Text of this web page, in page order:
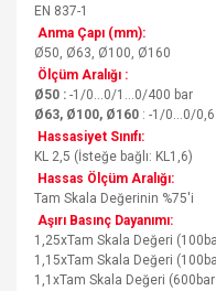
EN 837-1
Anma Çapı (mm):
Ø50, Ø63, Ø100, Ø160
Ölçüm Aralığı :
Ø50 : -1/0...0/1...0/400 bar
Ø63, Ø100, Ø160 : -1/0...0/
Hassasiyet Sınıfı:
KL 2,5 (İsteğe bağlı: KL1,6)
Hassas Ölçüm Aralığı:
Tam Skala Değerinin %75'i
Aşırı Basınç Dayanımı:
1,25xTam Skala Değeri
1,15xTam Skala Değeri
1,1xTam Skala Değeri